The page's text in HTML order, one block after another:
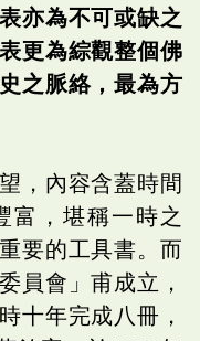
亦為不可或缺之
更為綜觀整個佛
之脈絡，最為方
，內容含蓋時間
富，堪稱一時之
要的工具書。而
員會」甫成立，
十年完成八冊，